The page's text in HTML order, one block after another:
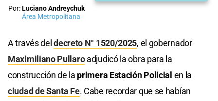
Por:Luciano Andreychuk
Área Metropolitana
A través deldecreto N° 1520/2025, el gobernador
Maximiliano Pullaroadjudicó la obra para la
construcción de la primera Estación Policial en la
ciudad de Santa Fe. Cabe recordar que se habían